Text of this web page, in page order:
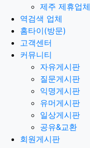
제주 제휴업체
역검색 업체
홈타이(방문)
고객센터
커뮤니티
자유게시판
질문게시판
익명게시판
유머게시판
일상게시판
공유&교환
회원게시판